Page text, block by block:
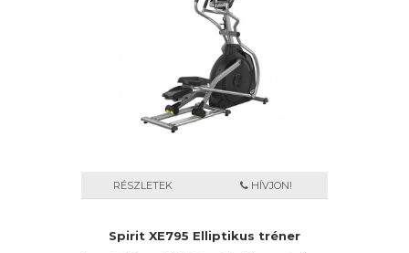
RÉSZLETEK HÍVJON!
Spirit XE795 Elliptikus tréner